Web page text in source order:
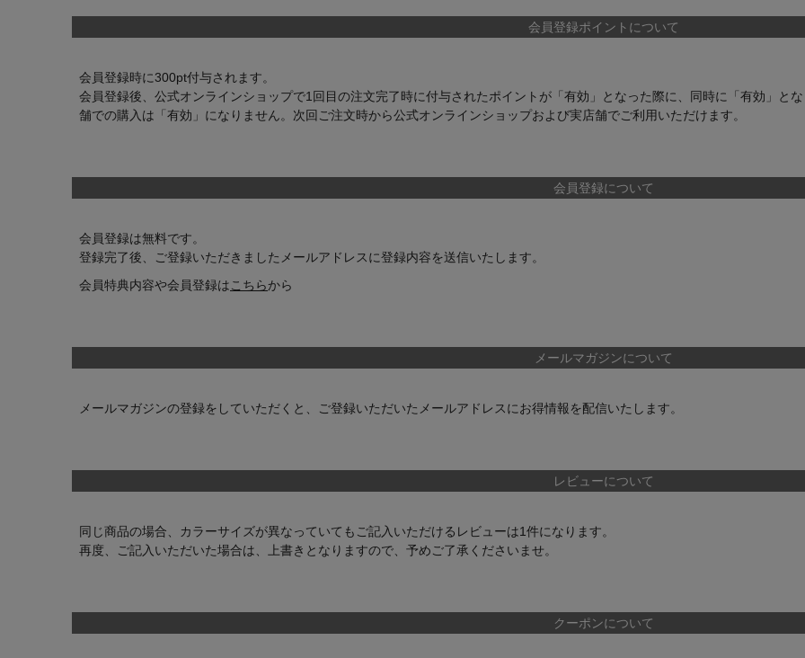
会員登録ポイントについて
会員登録時に300pt付与されます。
会員登録後、公式オンラインショップで1回目の注文完了時に付与されたポイントが「有効」となった際に、同時に「有効」と
舗での購入は「有効」になりません。次回ご注文時から公式オンラインショップおよび実店舗でご利用いただけます。
会員登録について
会員登録は無料です。
登録完了後、ご登録いただきましたメールアドレスに登録内容を送信いたします。
会員特典内容や会員登録はこちらから
メールマガジンについて
メールマガジンの登録をしていただくと、ご登録いただいたメールアドレスにお得情報を配信いたします。
レビューについて
同じ商品の場合、カラーサイズが異なっていてもご記入いただけるレビューは1件になります。
再度、ご記入いただいた場合は、上書きとなりますので、予めご了承くださいませ。
クーポンについて